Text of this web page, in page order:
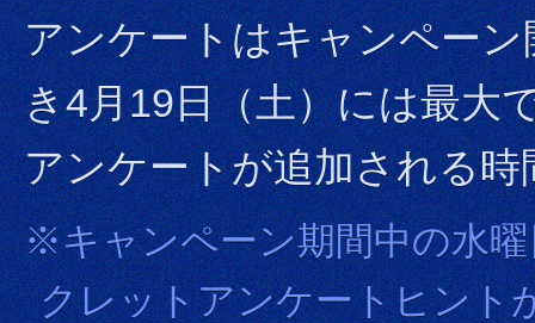
アンケートはキャンペー
き4月19日（土）には最大
アンケートが追加される
※キャンペーン期間中の水
クレットアンケートヒント